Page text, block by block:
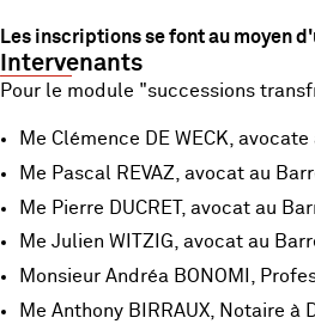
Les inscriptions se font au moyen
Intervenants
Pour le module "successions
Me Clémence DE WECK,
Me Pascal REVAZ, avocat au
Me Pierre DUCRET, avocat au
Me Julien WITZIG, avocat au
Monsieur Andréa BONOMI,
Me Anthony BIRRAUX, Notaire à